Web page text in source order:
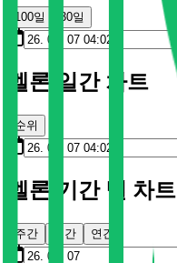
100일 30일
멜론 일간 차트
순위
멜론 기간 별 차트
주간 월간 연간